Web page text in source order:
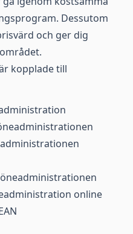
Dessutom
och ger dig
kopplade till
online